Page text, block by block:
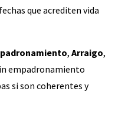
que acrediten vida
, Arraigo,
empadronamiento
si son coherentes y